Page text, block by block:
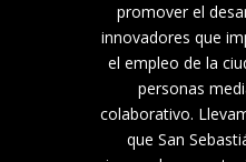
promover el
innovadores que
el empleo de la
personas
colaborativo.
que San